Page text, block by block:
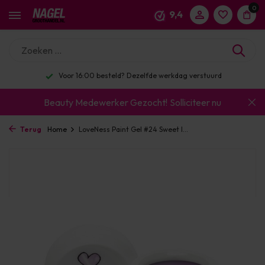
9,4
0
verstuurd Enorm assortiment & alle
Beauty Medewerker Gezocht! Solliciteer nu
Terug Home LoveNess Paint Gel #24 Sweet I...